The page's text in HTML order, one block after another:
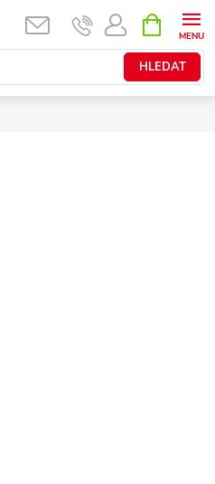
HLEDAT
NÁKUPNÍ
KOŠÍK